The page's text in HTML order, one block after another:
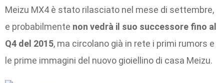
Meizu MX4 è stato rilasciato nel mese di settembre,
e probabilmente non vedrà il suo successore fino al
Q4 del 2015, ma circolano già in rete i primi rumors e
le prime immagini del nuovo gioiellino di casa Meizu.